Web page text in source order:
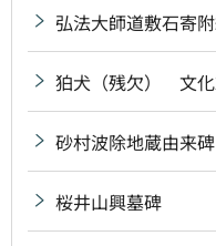
弘法大師道敷石寄
狛犬（残欠） 文
砂村波除地蔵由来碑
桜井山興墓碑